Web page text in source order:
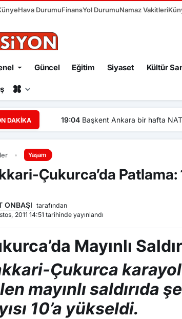
Hava DurumuFinansYol DurumuNamaz Vakitleri
Güncel Eğitim Siyaset Kültür
DAKIKA 19:04 Başkent Ankara bir hafta NATO
Yaşam
Çukurca’da Patlama:
ONBAŞI tarafından
2011 14:51 tarihinde yayınlandı
Mayınlı
Çukurca
mayınlı saldırıda
10’a yükseldi.